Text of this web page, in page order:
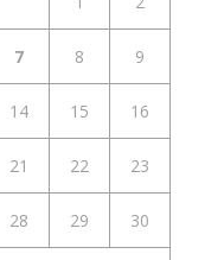
7 8 9
14 15 16
21 22 23
28 29 30